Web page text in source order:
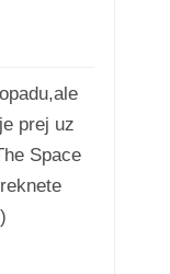
prej uz
Space